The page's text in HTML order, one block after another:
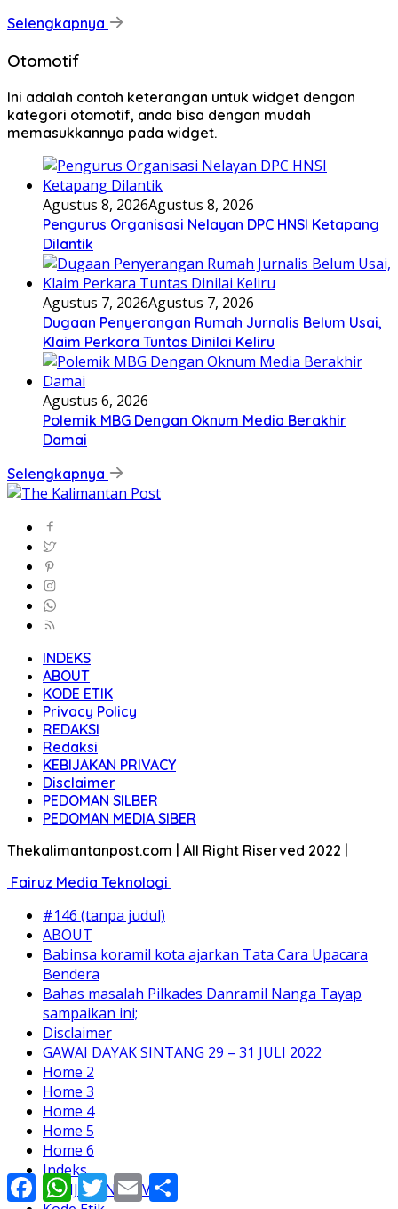
Selengkapnya
Otomotif
Ini adalah contoh keterangan untuk widget dengan
kategori otomotif, anda bisa dengan mudah
memasukkannya pada widget.
Agustus 8, 2026Agustus 8, 2026
Pengurus Organisasi Nelayan DPC HNSI Ketapang
Dilantik
Agustus 7, 2026Agustus 7, 2026
Dugaan Penyerangan Rumah Jurnalis Belum Usai,
Klaim Perkara Tuntas Dinilai Keliru
Agustus 6, 2026
Polemik MBG Dengan Oknum Media Berakhir
Damai
Selengkapnya
INDEKS
ABOUT
KODE ETIK
Privacy Policy
REDAKSI
Redaksi
KEBIJAKAN PRIVACY
Disclaimer
PEDOMAN SILBER
PEDOMAN MEDIA SIBER
Thekalimantanpost.com | All Right Riserved 2022 |
Fairuz Media Teknologi
#146 (tanpa judul)
ABOUT
Babinsa koramil kota ajarkan Tata Cara Upacara
Bendera
Bahas masalah Pilkades Danramil Nanga Tayap
sampaikan ini;
Disclaimer
GAWAI DAYAK SINTANG 29 – 31 JULI 2022
Home 2
Home 3
Home 4
Home 5
Home 6
Indeks
KEBIJAKAN PRIVACY
FacebookWhatsApp
TwitterEmail